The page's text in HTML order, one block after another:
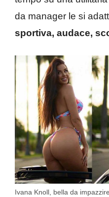
da manager le si
sportiva, audace,
Ivana Knoll, bella da